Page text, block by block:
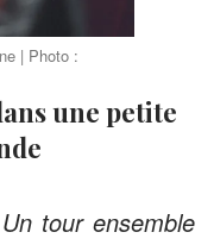
| Photo :
Un tour ensemble